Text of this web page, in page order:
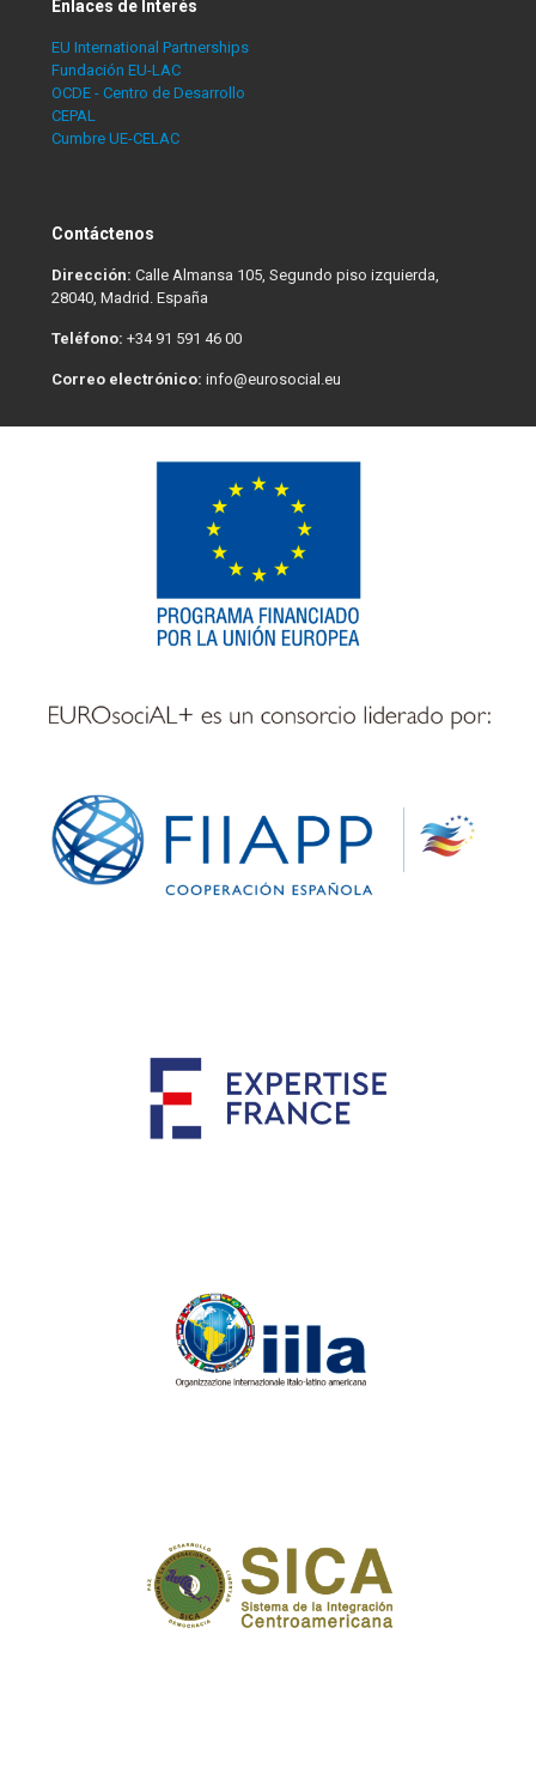
Enlaces de Interés
EU International Partnerships
Fundación EU-LAC
OCDE - Centro de Desarrollo
CEPAL
Cumbre UE-CELAC
Contáctenos
Dirección: Calle Almansa 105, Segundo piso izquierda,
28040, Madrid. España
Teléfono: +34 91 591 46 00
Correo electrónico: info@eurosocial.eu